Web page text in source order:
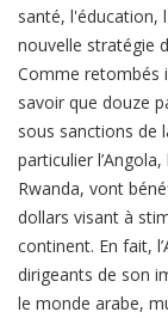
santé, l'éducation,
nouvelle stratégie
Comme retombés
savoir que douze
sous sanctions de
particulier
Rwanda, vont
dollars visant à
continent. En fait,
dirigeants de son
le monde arabe,